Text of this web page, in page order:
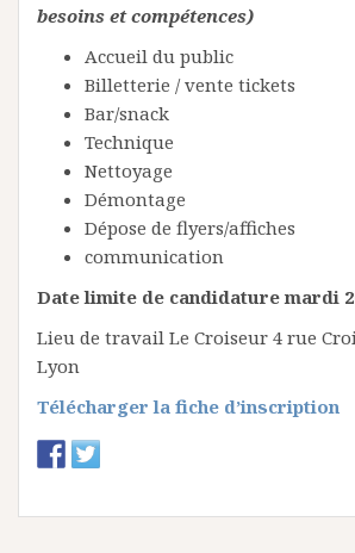
besoins et compétences)
Accueil du public
Billetterie / vente tickets
Bar/snack
Technique
Nettoyage
Démontage
Dépose de flyers/affiches
communication
Date limite de candidature mardi
Lieu de travail Le Croiseur 4 rue
Lyon
Télécharger la fiche d’inscription